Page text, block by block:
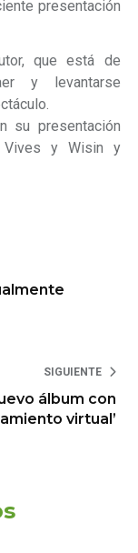
presentación
que está de
y levantarse
su presentación
Vives y Wisin y
SIGUIENTE
álbum con
virtual’